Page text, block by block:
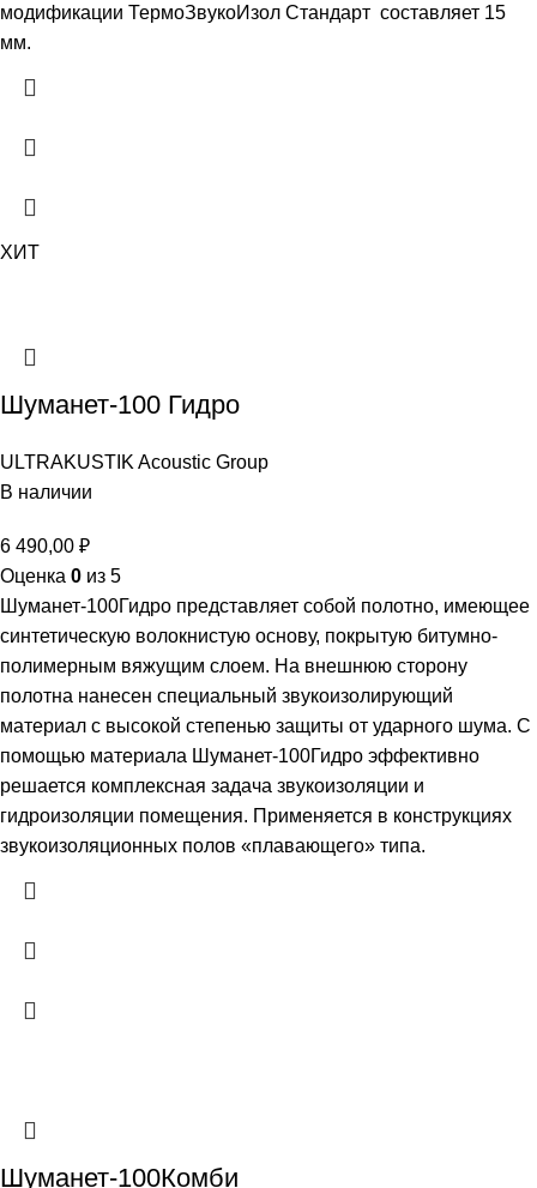
модификации ТермоЗвукоИзол Стандарт составляет 15
мм.
ХИТ
Шуманет-100 Гидро
ULTRAKUSTIK Acoustic Group
В наличии
6 490,00 ₽
Оценка 0 из 5
Шуманет-100Гидро представляет собой полотно, имеющее
синтетическую волокнистую основу, покрытую битумно-
полимерным вяжущим слоем. На внешнюю сторону
полотна нанесен специальный звукоизолирующий
материал с высокой степенью защиты от ударного шума. С
помощью материала Шуманет-100Гидро эффективно
решается комплексная задача звукоизоляции и
гидроизоляции помещения. Применяется в конструкциях
звукоизоляционных полов «плавающего» типа.
Шуманет-100Комби